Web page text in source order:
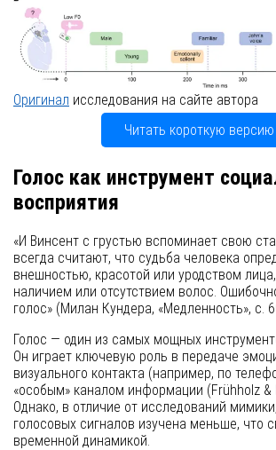
Оригинал исследования на сайте автора
Читать короткую версию
Голос как инструмент
восприятия
«И Винсент с грустью вспоминает свою
всегда считают, что судьба человека
внешностью, красотой или уродством
наличием или отсутствием волос.
голос» (Милан Кундера, «Медленность», с.
Голос — один из самых мощных
Он играет ключевую роль в передаче
визуального контакта (например, по
«особым» каналом информации (Frühholz &
Однако, в отличие от исследований
голосовых сигналов изучена меньше, что
временной динамикой.